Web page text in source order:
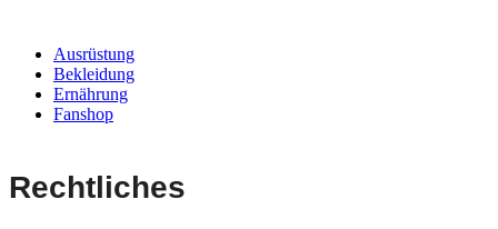
Ausrüstung
Bekleidung
Ernährung
Fanshop
Rechtliches